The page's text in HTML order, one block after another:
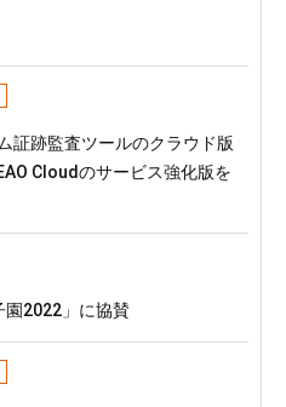
証跡監査ツールのクラウド版
Cloudのサービス強化版を
園2022」に協賛